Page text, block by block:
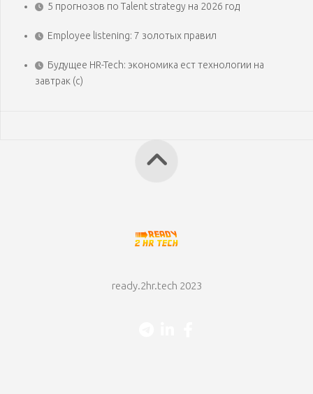
5 прогнозов по Talent strategy на 2026 год
Employee listening: 7 золотых правил
Будущее HR-Tech: экономика ест технологии на
завтрак (с)
ready.2hr.tech 2023